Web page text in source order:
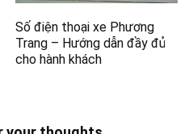
Số điện thoại xe Phương
Trang – Hướng dẫn đầy đủ
cho hành khách